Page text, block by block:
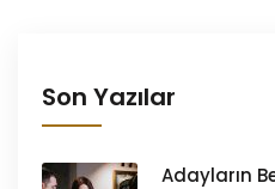
Son Yazılar
Adayların